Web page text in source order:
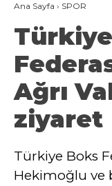
SİYASET
ÖZEL HABER
EKONOMİ
AKTÜEL
EĞİTİM
YAZI DİZİSİ
Ana Sayfa › SPOR
Ağrı
ziyaret
Türkiye Boks
Hekimoğlu ve